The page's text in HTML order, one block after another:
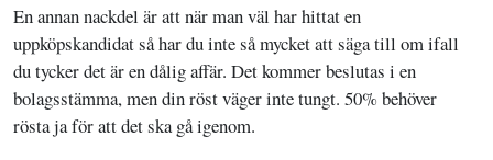
En annan nackdel är att när man väl har hittat en
uppköpskandidat så har du inte så mycket att säga till om ifall
du tycker det är en dålig affär. Det kommer beslutas i en
bolagsstämma, men din röst väger inte tungt. 50% behöver
rösta ja för att det ska gå igenom.